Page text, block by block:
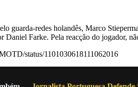
guarda-redes holandês, Marco
Daniel Farke. Pela reacção do jogador,
status/1101030618111062016